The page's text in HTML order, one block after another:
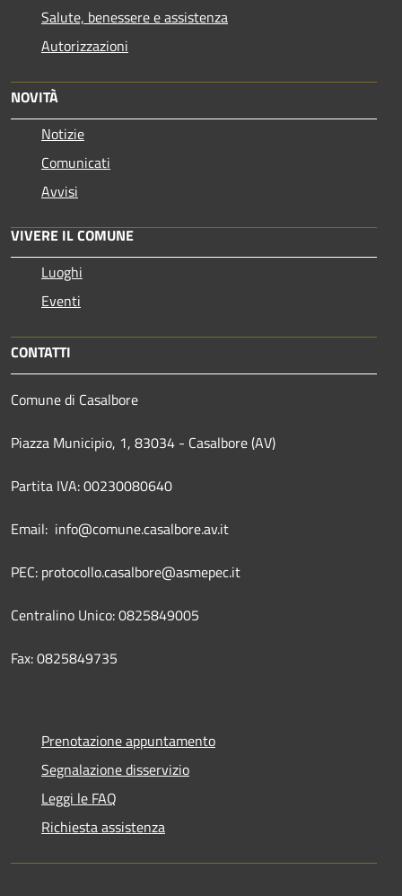
Salute, benessere e assistenza
Autorizzazioni
NOVITÀ
Notizie
Comunicati
Avvisi
VIVERE IL COMUNE
Luoghi
Eventi
CONTATTI
Comune di Casalbore
Piazza Municipio, 1, 83034 - Casalbore (AV)
Partita IVA: 00230080640
Email: info@comune.casalbore.av.it
PEC: protocollo.casalbore@asmepec.it
Centralino Unico: 0825849005
Fax: 0825849735
Prenotazione appuntamento
Segnalazione disservizio
Leggi le FAQ
Richiesta assistenza